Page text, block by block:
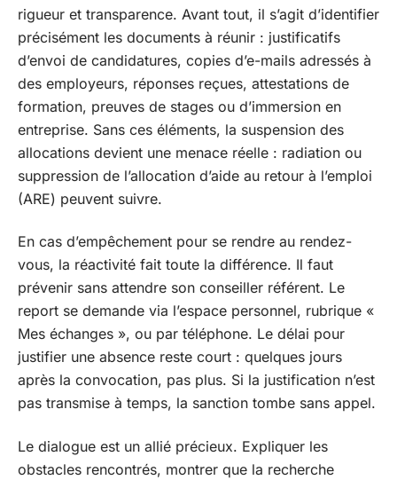
rigueur et transparence. Avant tout, il s’agit d’identifier
précisément les documents à réunir : justificatifs
d’envoi de candidatures, copies d’e-mails adressés à
des employeurs, réponses reçues, attestations de
formation, preuves de stages ou d’immersion en
entreprise. Sans ces éléments, la suspension des
allocations devient une menace réelle : radiation ou
suppression de l’allocation d’aide au retour à l’emploi
(ARE) peuvent suivre.
En cas d’empêchement pour se rendre au rendez-
vous, la réactivité fait toute la différence. Il faut
prévenir sans attendre son conseiller référent. Le
report se demande via l’espace personnel, rubrique «
Mes échanges », ou par téléphone. Le délai pour
justifier une absence reste court : quelques jours
après la convocation, pas plus. Si la justification n’est
pas transmise à temps, la sanction tombe sans appel.
Le dialogue est un allié précieux. Expliquer les
obstacles rencontrés, montrer que la recherche